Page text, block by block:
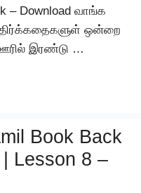
– Download வாங்க
ஒன்றை
இரண்டு …
Book Back
Lesson 8 –